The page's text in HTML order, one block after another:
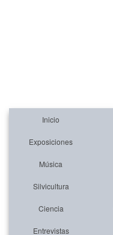
Inicio
Exposiciones
Música
Silvicultura
Ciencia
Entrevistas